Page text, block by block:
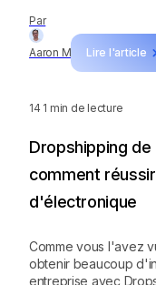
Par
Aaron M Lire l'article
sur Dropship.IO.
de votre essai gratuit
gagnants pour votre
14 1 min de lecture
Dropshipping
comment
d'électronique
Comme vous l'avez
obtenir beaucoup
entreprise avec